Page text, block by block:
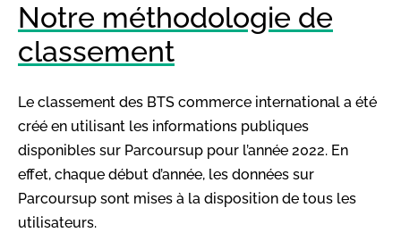
Notre méthodologie de
classement
Le classement des BTS commerce international a été
créé en utilisant les informations publiques
disponibles sur Parcoursup pour l’année 2022. En
effet, chaque début d’année, les données sur
Parcoursup sont mises à la disposition de tous les
utilisateurs.